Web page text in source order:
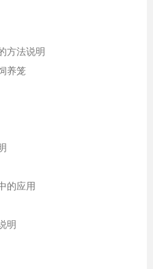
方法说明
养笼
的应用
明